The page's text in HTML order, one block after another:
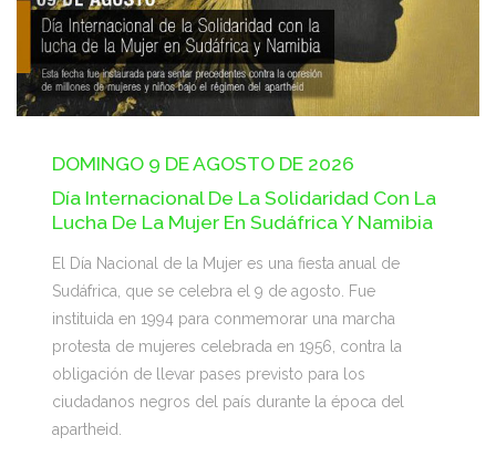
DOMINGO 9 DE AGOSTO DE 2026
Día Internacional De La Solidaridad Con La
Lucha De La Mujer En Sudáfrica Y Namibia
El Día Nacional de la Mujer es una fiesta anual de
Sudáfrica, que se celebra el 9 de agosto. Fue
instituida en 1994 para conmemorar una marcha
protesta de mujeres celebrada en 1956, contra la
obligación de llevar pases previsto para los
ciudadanos negros del país durante la época del
apartheid.